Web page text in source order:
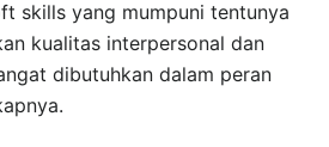
skills yang mumpuni tentunya
kualitas interpersonal dan
dibutuhkan dalam peran